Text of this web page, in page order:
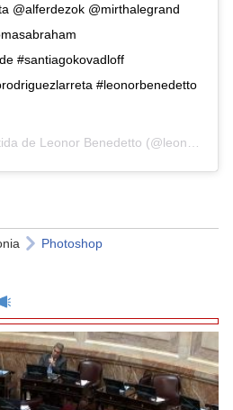
@alferdezok @mirthalegrand
#santiagokovadloff
#leonorbenedetto
de Leonor Benedetto (@leonorbenedetto_ok) el
Photoshop